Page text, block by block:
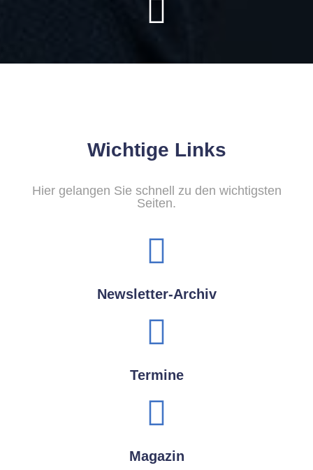
Wichtige Links
Hier gelangen Sie schnell zu den wichtigsten
Seiten.
Newsletter-Archiv
Termine
Magazin